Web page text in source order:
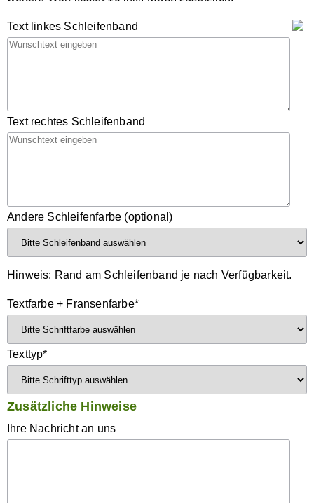
Text linkes Schleifenband
Text rechtes Schleifenband
Andere Schleifenfarbe (optional)
Hinweis: Rand am Schleifenband je nach Verfügbarkeit.
Textfarbe + Fransenfarbe*
Texttyp*
Zusätzliche Hinweise
Ihre Nachricht an uns